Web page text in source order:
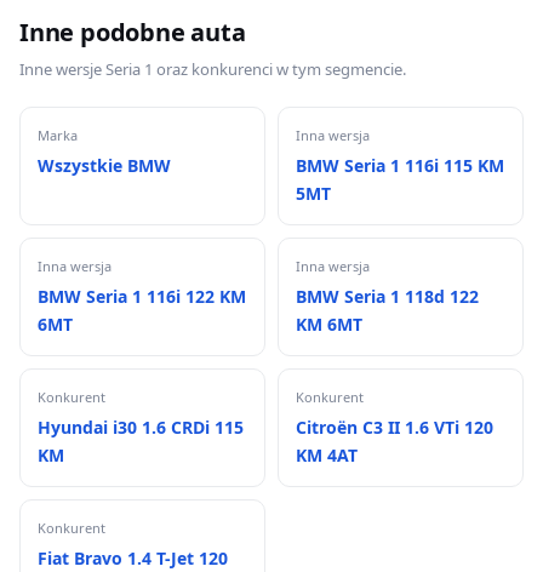
Inne podobne auta
Inne wersje Seria 1 oraz konkurenci w tym segmencie.
Marka
Wszystkie BMW
Inna wersja
BMW Seria 1 116i 115 KM
5MT
Inna wersja
BMW Seria 1 116i 122 KM
6MT
Inna wersja
BMW Seria 1 118d 122
KM 6MT
Konkurent
Hyundai i30 1.6 CRDi 115
KM
Konkurent
Citroën C3 II 1.6 VTi 120
KM 4AT
Konkurent
Fiat Bravo 1.4 T-Jet 120